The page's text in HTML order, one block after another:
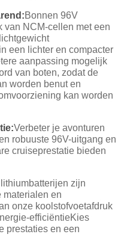
Bonnen 96V
van NCM-cellen met een
een lichter en compacter
aanpassing mogelijk
van boten, zodat de
worden benut en
kan worden
Verbeter je avonturen
robuuste 96V-uitgang en
cruiseprestatie bieden
zijn
materialen en
onze koolstofvoetafdruk
efficiëntieKies
prestaties en een